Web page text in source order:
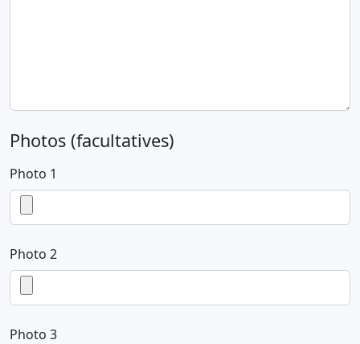
Photos (facultatives)
Photo 1
Photo 2
Photo 3